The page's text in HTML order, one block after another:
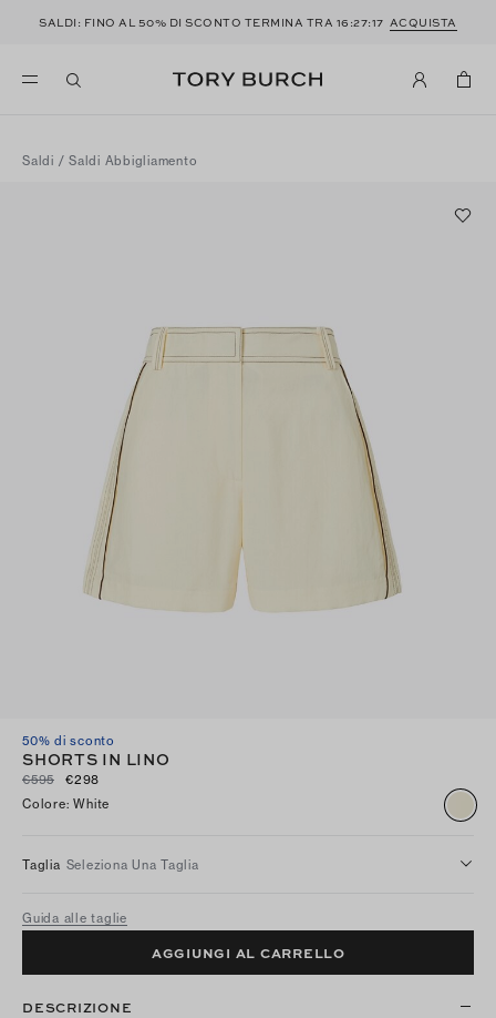
SALDI: FINO AL 50% DI SCONTO TERMINA TRA 16:27:16 ACQUISTA
Saldi / Saldi Abbigliamento
50% di sconto
SHORTS IN LINO
€595
€298
Colore: White
Taglia Seleziona Una Taglia
Guida alle taglie
AGGIUNGI AL CARRELLO
DESCRIZIONE